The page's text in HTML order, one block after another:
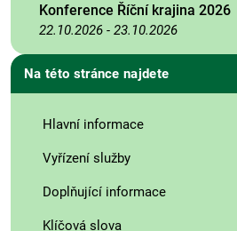
Konference Říční krajina 2026
22.10.2026 - 23.10.2026
Na této stránce najdete
Hlavní informace
Vyřízení služby
Doplňující informace
Klíčová slova